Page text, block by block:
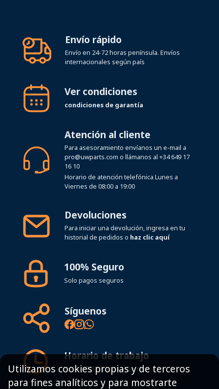
Envío en 24-72 horas península. Envíos
internacionales según país
condiciones de garantía
Para asesoramiento envíanos un e-mail a
pro@uwparts.com o llámanos al
16 10
Horario de atención telefónica Lunes a
Viernes de 08:00 a 19:00
Para iniciar una devolución, ingresa en tu
historial de pedidos o
Solo pagos seguros
8:00 - 19:00h Lunes - Viernes
Mapa del sitio
Utilizamos cookies propias y de terceros
para fines analíticos y para mostrarte